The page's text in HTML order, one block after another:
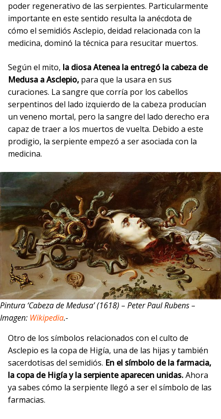
poder regenerativo de las serpientes. Particularmente
importante en este sentido resulta la anécdota de
cómo el semidiós Asclepio, deidad relacionada con la
medicina, dominó la técnica para resucitar muertos.
Según el mito, la diosa Atenea la entregó la cabeza de
Medusa a Asclepio, para que la usara en sus
curaciones. La sangre que corría por los cabellos
serpentinos del lado izquierdo de la cabeza producían
un veneno mortal, pero la sangre del lado derecho era
capaz de traer a los muertos de vuelta. Debido a este
prodigio, la serpiente empezó a ser asociada con la
medicina.
Pintura ‘Cabeza de Medusa’ (1618) – Peter Paul Rubens –
Imagen: Wikipedia.-
Otro de los símbolos relacionados con el culto de
Asclepio es la copa de Higía, una de las hijas y también
sacerdotisas del semidiós. En el símbolo de la farmacia,
la copa de Higía y la serpiente aparecen unidas.Ahora
ya sabes cómo la serpiente llegó a ser el símbolo de las
farmacias.